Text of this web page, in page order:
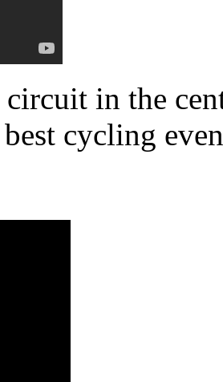
in the
cycling